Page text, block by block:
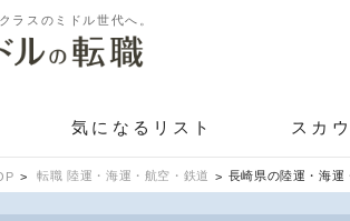
ラスのミドル世代へ。
気になるリスト スカ
転職 陸運・海運・航空・鉄道 長崎県の陸運・海運